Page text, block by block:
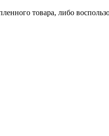
товара, либо